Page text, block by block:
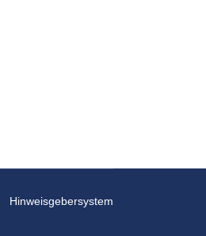
Hinweisgebersystem